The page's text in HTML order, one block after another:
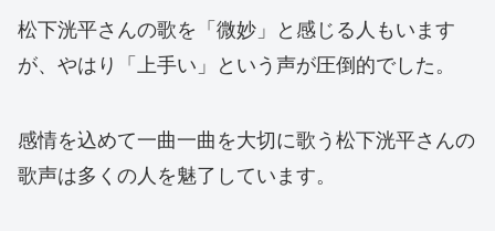
松下洸平さんの歌を「微妙」と感じる人もいます
が、やはり「上手い」という声が圧倒的でした。
感情を込めて一曲一曲を大切に歌う松下洸平さんの
歌声は多くの人を魅了しています。